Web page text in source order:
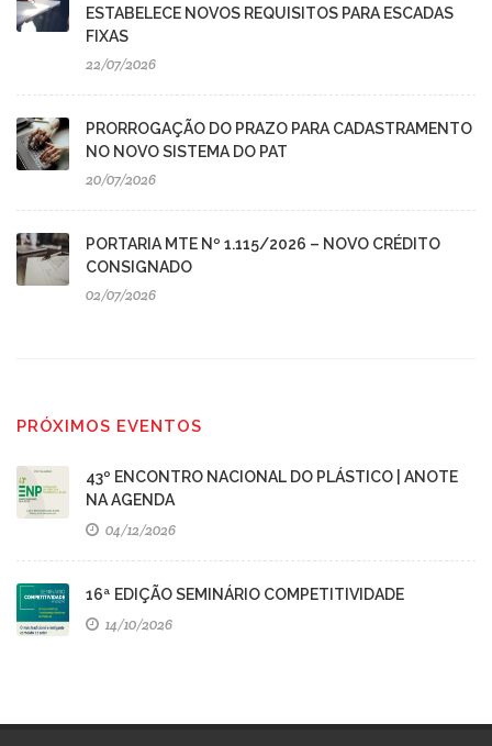
ESTABELECE NOVOS REQUISITOS PARA ESCADAS
FIXAS
22/07/2026
PRORROGAÇÃO DO PRAZO PARA CADASTRAMENTO
NO NOVO SISTEMA DO PAT
20/07/2026
PORTARIA MTE Nº 1.115/2026 – NOVO CRÉDITO
CONSIGNADO
02/07/2026
PRÓXIMOS EVENTOS
43º ENCONTRO NACIONAL DO PLÁSTICO | ANOTE
NA AGENDA
04/12/2026
16ª EDIÇÃO SEMINÁRIO COMPETITIVIDADE
14/10/2026